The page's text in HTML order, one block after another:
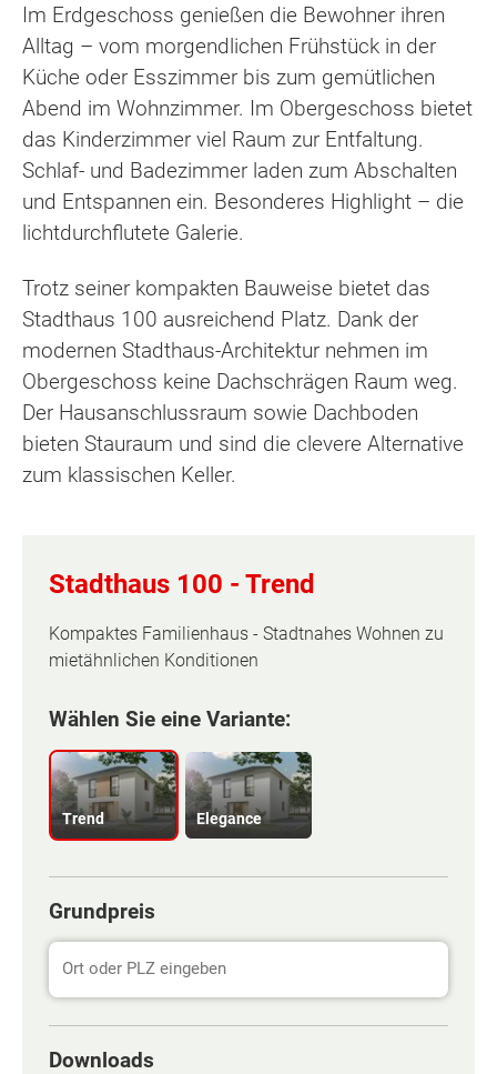
Im Erdgeschoss genießen die Bewohner ihren
Alltag – vom morgendlichen Frühstück in der
Küche oder Esszimmer bis zum gemütlichen
Abend im Wohnzimmer. Im Obergeschoss bietet
das Kinderzimmer viel Raum zur Entfaltung.
Schlaf- und Badezimmer laden zum Abschalten
und Entspannen ein. Besonderes Highlight – die
lichtdurchflutete Galerie.
Trotz seiner kompakten Bauweise bietet das
Stadthaus 100 ausreichend Platz. Dank der
modernen Stadthaus-Architektur nehmen im
Obergeschoss keine Dachschrägen Raum weg.
Der Hausanschlussraum sowie Dachboden
bieten Stauraum und sind die clevere Alternative
zum klassischen Keller.
Basisinformation
Stadthaus 100 - Trend
Kompaktes Familienhaus - Stadtnahes Wohnen zu
mietähnlichen Konditionen
Wählen Sie eine Variante:
Trend Elegance
Grundpreis
Downloads